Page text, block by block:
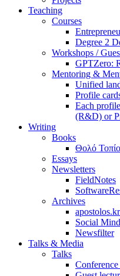
Teaching
Courses
Degree 2
Workshops /
GPTZero:
Mentoring &
Unified
Profile
Each
(R&D) or
Writing
Books
Θολό Τοπίο
Essays
Newsletters
FieldNotes
Archives
Social Mind
Newsfilter
Talks & Media
Talks
Conference